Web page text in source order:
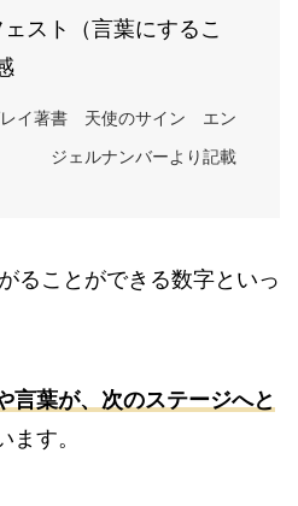
スト（言葉にするこ
レイ著書 天使のサイン エン
ジェルナンバーより記載
ることができる数字といっ
言葉が、次のステージへと
ます。